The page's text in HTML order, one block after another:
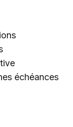
échéances